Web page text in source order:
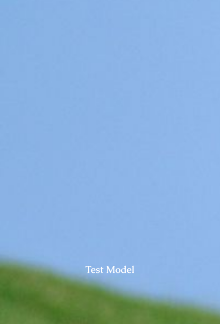
Contact
Test Model